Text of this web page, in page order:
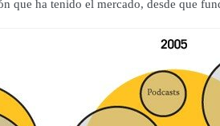
que ha tenido el mercado, desde que